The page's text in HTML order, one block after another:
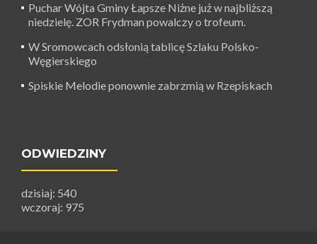
Puchar Wójta Gminy Łapsze Niżne już w najbliższą
niedzielę. ZOR Frydman powalczy o trofeum.
W Sromowcach odsłonią tablicę Szlaku Polsko-
Węgierskiego
Spiskie Melodie ponownie zabrzmią w Rzepiskach
ODWIEDZINY
dzisiaj: 540
wczoraj: 975